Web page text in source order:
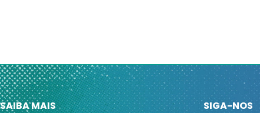
SAIBA MAIS SIGA-NOS